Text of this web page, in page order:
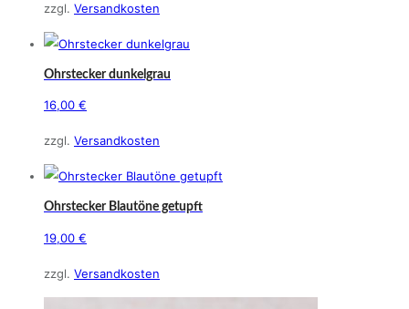
zzgl. Versandkosten
Ohrstecker dunkelgrau
16,00 €
zzgl. Versandkosten
Ohrstecker Blautöne getupft
19,00 €
zzgl. Versandkosten